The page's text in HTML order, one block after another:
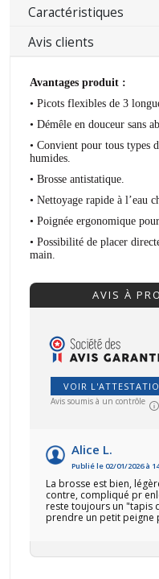
Caractéristiques
Avis clients
Avantages produit :
• Picots flexibles de 3
• Démêle en douceur sans
• Convient pour tous types
humides.
• Brosse antistatique.
• Nettoyage rapide à l’eau
• Poignée ergonomique
• Possibilité de placer
main.
AVIS À
VOIR
Avis soumis à un contrôle
Alice L.
Publié le 02/01/2026 à
La brosse est bien,
contre, compliqué pr
reste toujours un "tapis
prendre un petit peigne